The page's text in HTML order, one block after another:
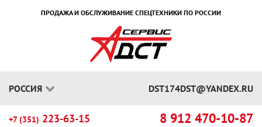
ПРОДАЖА И ОБСЛУЖИВАНИЕ СПЕЦТЕХНИКИ ПО РОССИИ
РОССИЯ DST174DST@YANDEX.RU
+7 (351) 223-63-15 8 912 470-10-87